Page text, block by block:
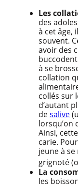
Les
des
à cet âge,
souvent.
avoir des
à se
collation
collés sur
d’autant
desalive
lorsqu’on
Ainsi,
carie.
jeune à
grignoté
La
les